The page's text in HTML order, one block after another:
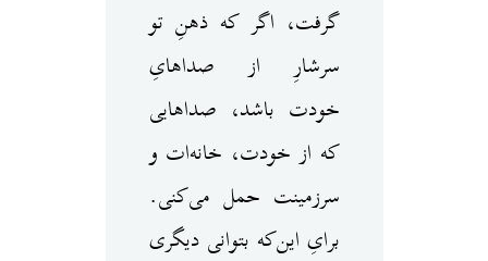
گرفت، اگر که ذهنِ تو
سرشارِ از صداهایِ
خودت باشد، صداهایی
که از خودت، خانه‌ات و
سرزمینت حمل می‌کنی.
برایِ این‌که بتوانی دیگری